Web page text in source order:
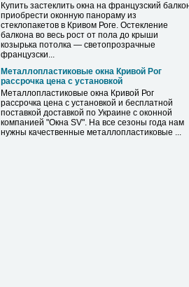
Купить застеклить окна на французский
приобрести оконную панораму из
стеклопакетов в Кривом Роге. Остекление
балкона во весь рост от пола до крыши
козырька потолка — светопрозрачные
французски...
Металлопластиковые окна Кривой Рог
рассрочка цена с установкой
Металлопластиковые окна Кривой Рог
рассрочка цена с установкой и бесплатной
поставкой доставкой по Украине с оконной
компанией "Окна SV". На все сезоны года нам
нужны качественные металлопластиковые ...